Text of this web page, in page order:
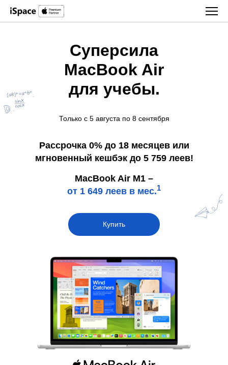
Суперсила
MacBook Air
для учебы.
Только с 5 августа по 8 сентября
Рассрочка 0% до 18 месяцев или
мгновенный кешбэк до 5 759 леев!
MacBook Air M1 –
от 1 649 леев в мес.1
Купить